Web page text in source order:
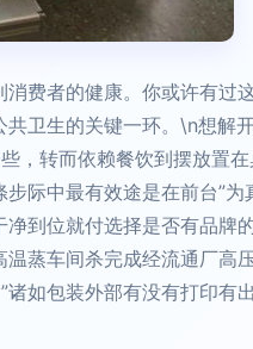
费者的健康。你或许有过
卫生的关键一环。\n想解
，转而依赖餐饮到摆放置
际中最有效途是在前台”
净到位就付选择是否有品
蒸车间杀完成经流通厂高
如包装外部有没有打印有